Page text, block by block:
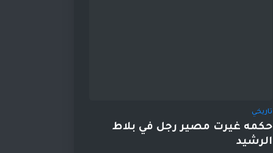
تاريخي
حكمه غيرت مصير رجل في بلاط
الرشيد